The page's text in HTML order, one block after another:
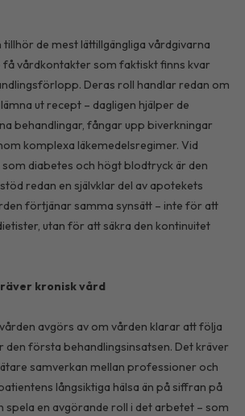
de mest lättillgängliga vårdgivarna
få vårdkontakter som faktiskt finns kvar
Deras roll handlar redan om
ut recept – dagligen hjälper de
behandlingar, fångar upp biverkningar
komplexa läkemedelsregimer. Vid
diabetes och högt blodtryck är den
redan en självklar del av apotekets
förtjänar samma synsätt – inte för att
utan för att säkra den kontinuitet
kronisk vård
avgörs av om vården klarar att följa
den första behandlingsinsatsen. Det kräver
samverkan mellan professioner och
långsiktiga hälsa än på siffran på
spela en avgörande roll i det arbetet – som